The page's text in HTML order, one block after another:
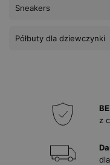
Sneakers
Półbuty dla dziewczynki
z